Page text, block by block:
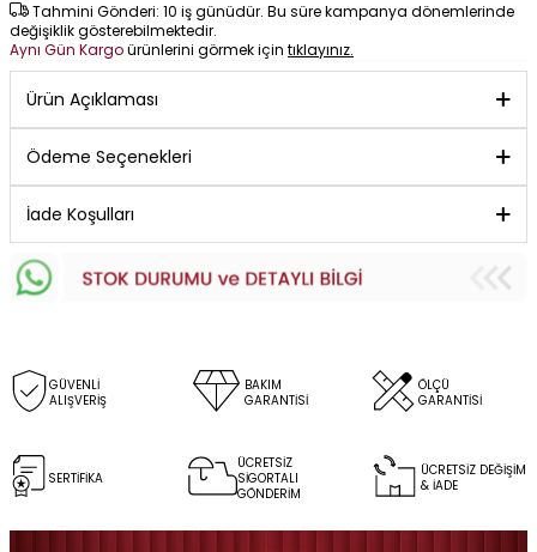
Tahmini Gönderi: 10 iş günüdür. Bu süre kampanya dönemlerinde
değişiklik gösterebilmektedir.
Aynı Gün Kargoürünlerini görmek için tıklayınız.
Ürün Açıklaması
Ödeme Seçenekleri
İade Koşulları
GÜVENLİ
ALIŞVERİŞ
BAKIM
GARANTİSİ
ÖLÇÜ
GARANTİSİ
SERTİFİKA
ÜCRETSİZ
SİGORTALI
GÖNDERİM
ÜCRETSİZ DEĞİŞİM
& İADE